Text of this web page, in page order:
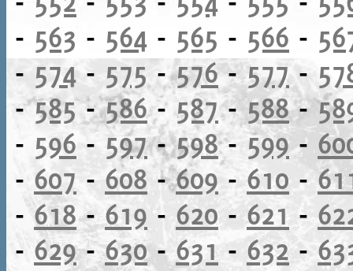
- 563 - 564 - 565 - 566 -
- 574 - 575-576-577-
-585-586- 587-588-
- 596 - 597-598- 599-
- 607- 608 -609-610 -
-618-619 - 620 - 621 -
- 629-630- 631- 632 -